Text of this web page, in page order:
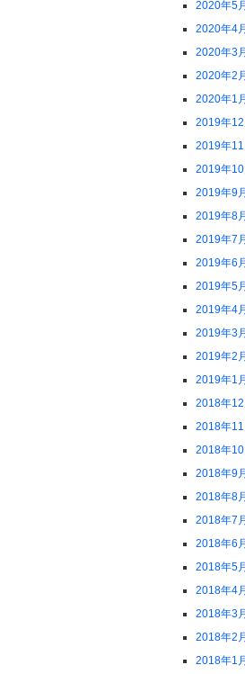
2020年5月
2020年4月
2020年3月
2020年2月
2020年1月
2019年12
2019年11
2019年10
2019年9月
2019年8月
2019年7月
2019年6月
2019年5月
2019年4月
2019年3月
2019年2月
2019年1月
2018年12
2018年11
2018年10
2018年9月
2018年8月
2018年7月
2018年6月
2018年5月
2018年4月
2018年3月
2018年2月
2018年1月